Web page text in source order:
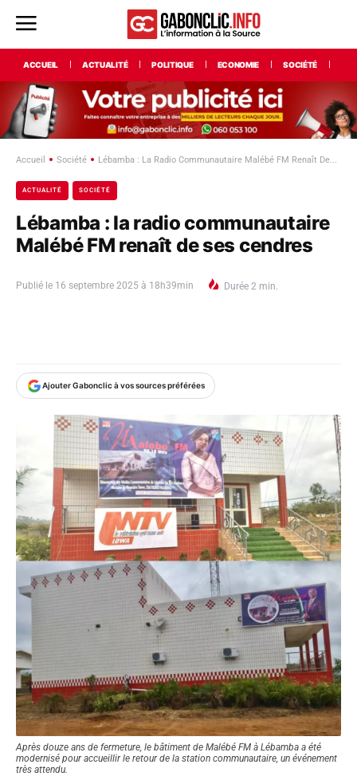
ACCUEIL ACTUALITÉ POLITIQUE ECONOMIE SOCIÉTÉ
Accueil Société Lébamba : La Radio Communautaire Malébé FM Renaît De...
ACTUALITÉ SOCIÉTÉ
Lébamba : la radio communautaire
Malébé FM renaît de ses cendres
Publié le 16 septembre 2025 à 18h39min Durée 2 min.
Ajouter Gabonclic à vos sources préférées
Après douze ans de fermeture, le bâtiment de Malébé FM à Lébamba a été
modernisé pour accueillir le retour de la station communautaire, un événement
très attendu.